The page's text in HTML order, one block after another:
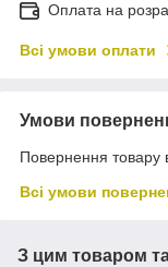
Оплата на
Всі умови оплати
Умови
Повернення товару
Всі умови
З цим товаром